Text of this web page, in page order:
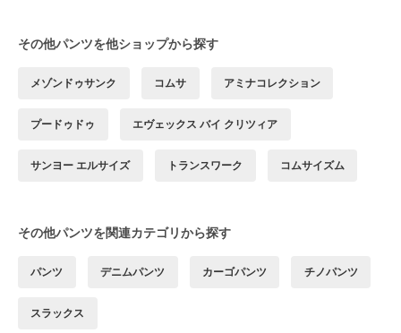
その他パンツを他ショップから探す
メゾンドゥサンク コムサ アミナコレクション
プードゥドゥ エヴェックス バイ クリツィア
サンヨー エルサイズ トランスワーク コムサイズム
その他パンツを関連カテゴリから探す
パンツ デニムパンツ カーゴパンツ チノパンツ
スラックス